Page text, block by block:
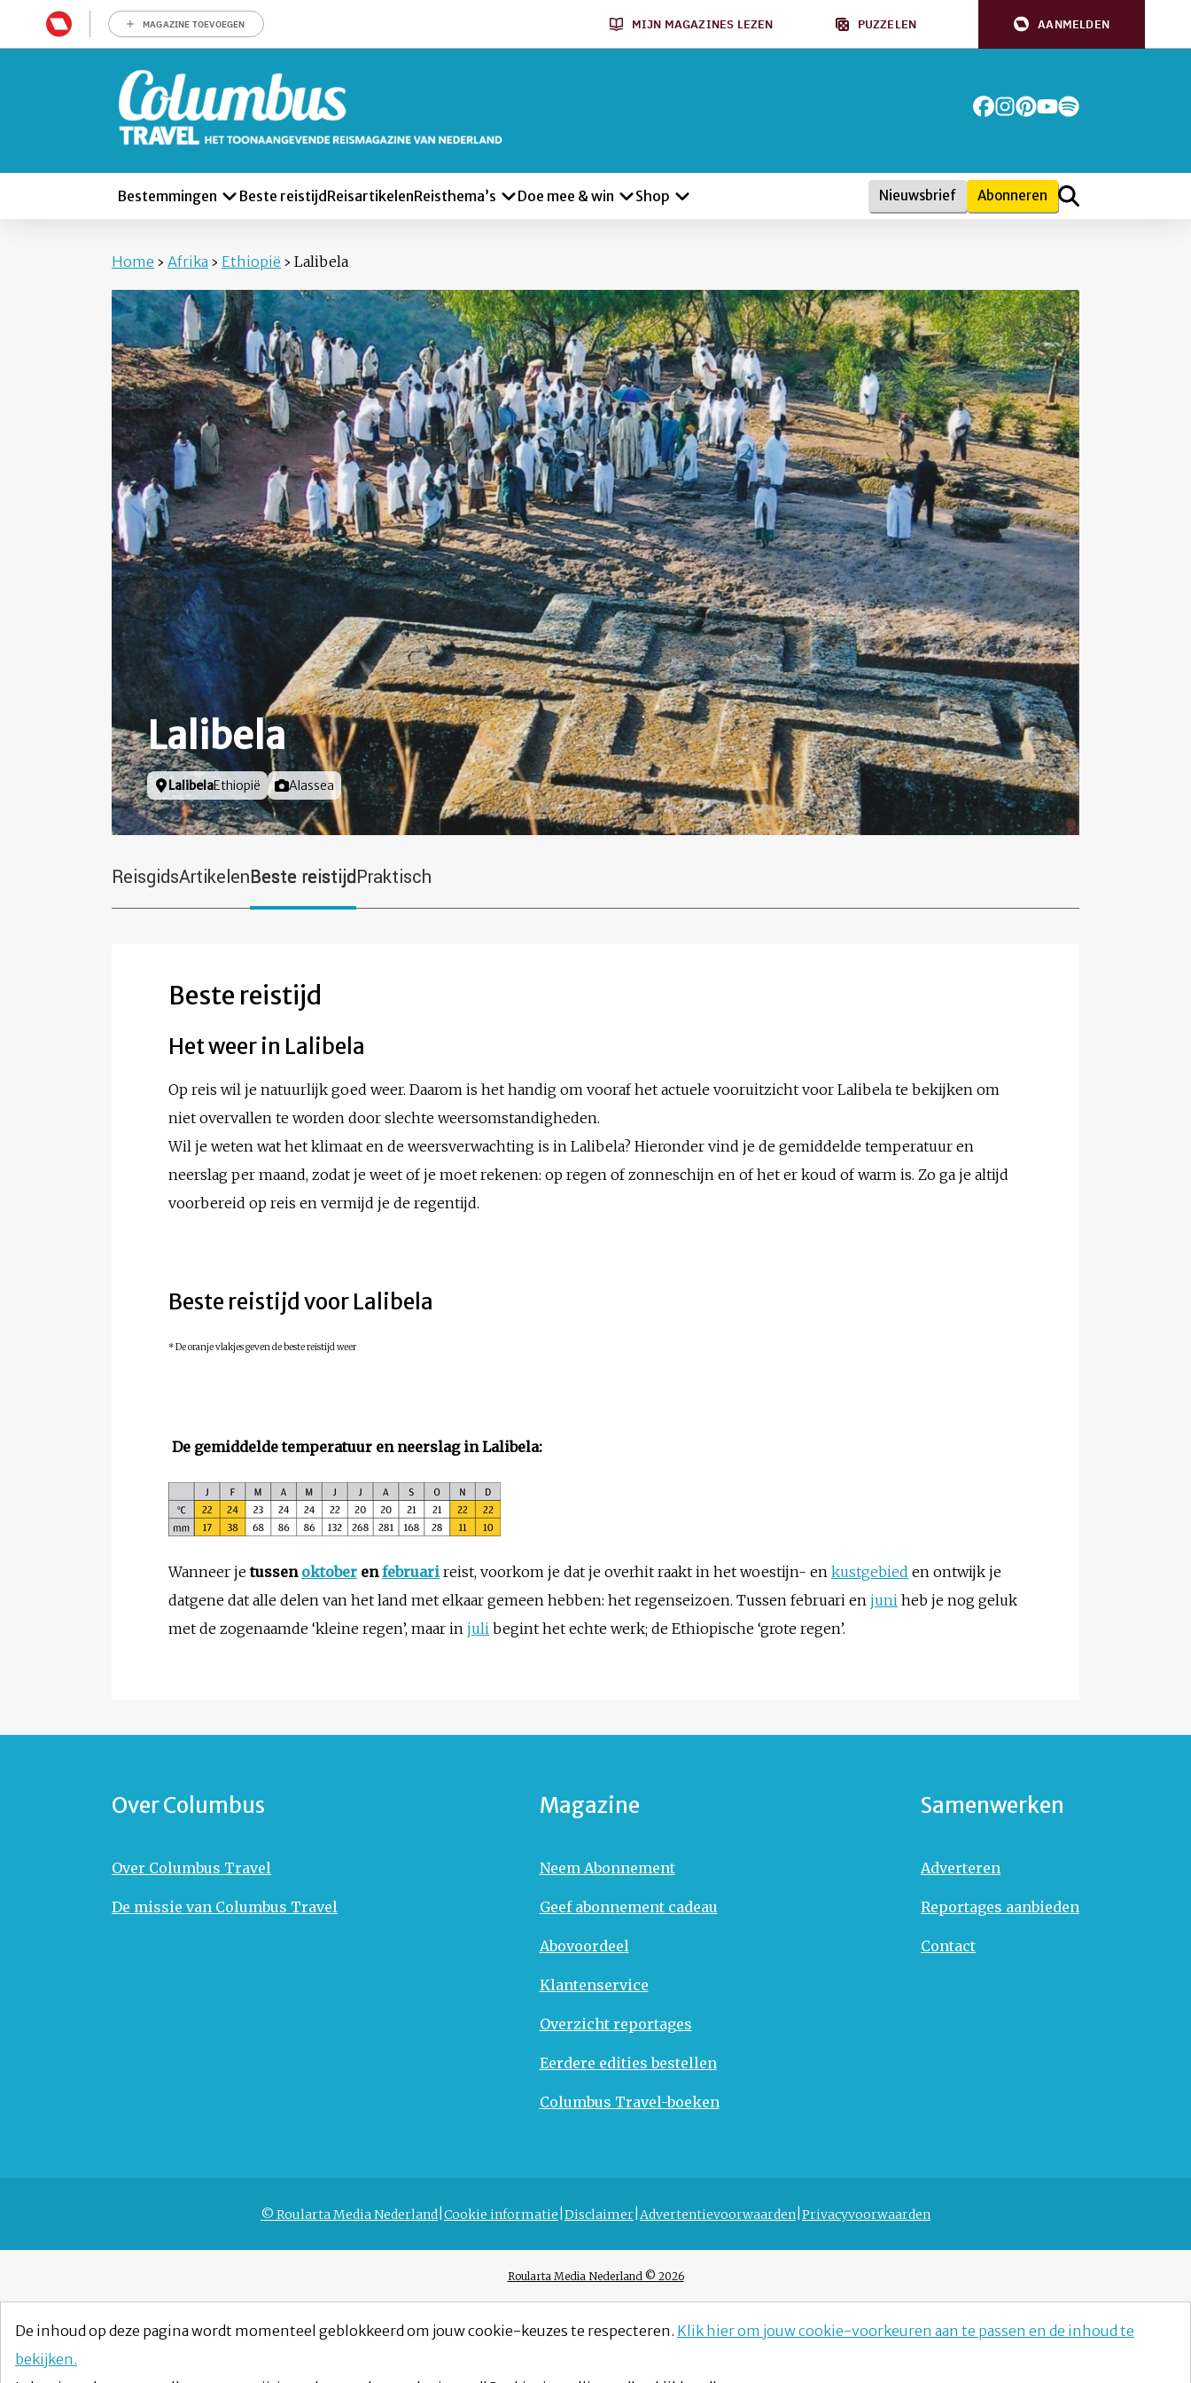
MAGAZINE TOEVOEGEN MIJN MAGAZINES LEZEN PUZZELEN AANMELDEN
Bestemmingen Beste reistijd ReisartikelenReisthema’s Doe mee & win Shop Nieuwsbrief Abonneren
Home › Afrika › Ethiopië › Lalibela
Lalibela
Locatie
LalibelaEthiopië Foto door
Alassea
ReisgidsArtikelenBeste reistijdPraktisch
Beste reistijd
Het weer in Lalibela
Op reis wil je natuurlijk goed weer. Daarom is het handig om vooraf het actuele vooruitzicht voor Lalibela te bekijken om
niet overvallen te worden door slechte weersomstandigheden.
Wil je weten wat het klimaat en de weersverwachting is in Lalibela? Hieronder vind je de gemiddelde temperatuur en
neerslag per maand, zodat je weet of je moet rekenen: op regen of zonneschijn en of het er koud of warm is. Zo ga je altijd
voorbereid op reis en vermijd je de regentijd.
Beste reistijd voor Lalibela
* De oranje vlakjes geven de beste reistijd weer
De gemiddelde temperatuur en neerslag in Lalibela:
Wanneer jetussen oktober enfebruari reist, voorkom je dat je overhit raakt in het woestijn- en kustgebied en ontwijk je
datgene dat alle delen van het land met elkaar gemeen hebben: het regenseizoen. Tussen februari en juni heb je nog geluk
met de zogenaamde ‘kleine regen’, maar in juli begint het echte werk; de Ethiopische ‘grote regen’.
Over Columbus
Over Columbus Travel
De missie van Columbus Travel
Magazine
Neem Abonnement
Geef abonnement cadeau
Abovoordeel
Klantenservice
Overzicht reportages
Eerdere edities bestellen
Columbus Travel-boeken
Samenwerken
Adverteren
Reportages aanbieden
Contact
© Roularta Media Nederland Cookie informatie Disclaimer Advertentievoorwaarden Privacyvoorwaarden
Roularta Media Nederland © 2026
De inhoud op deze pagina wordt momenteel geblokkeerd om jouw cookie-keuzes te respecteren. Klik hier om jouw cookie-voorkeuren aan te passen en de inhoud te
bekijken.